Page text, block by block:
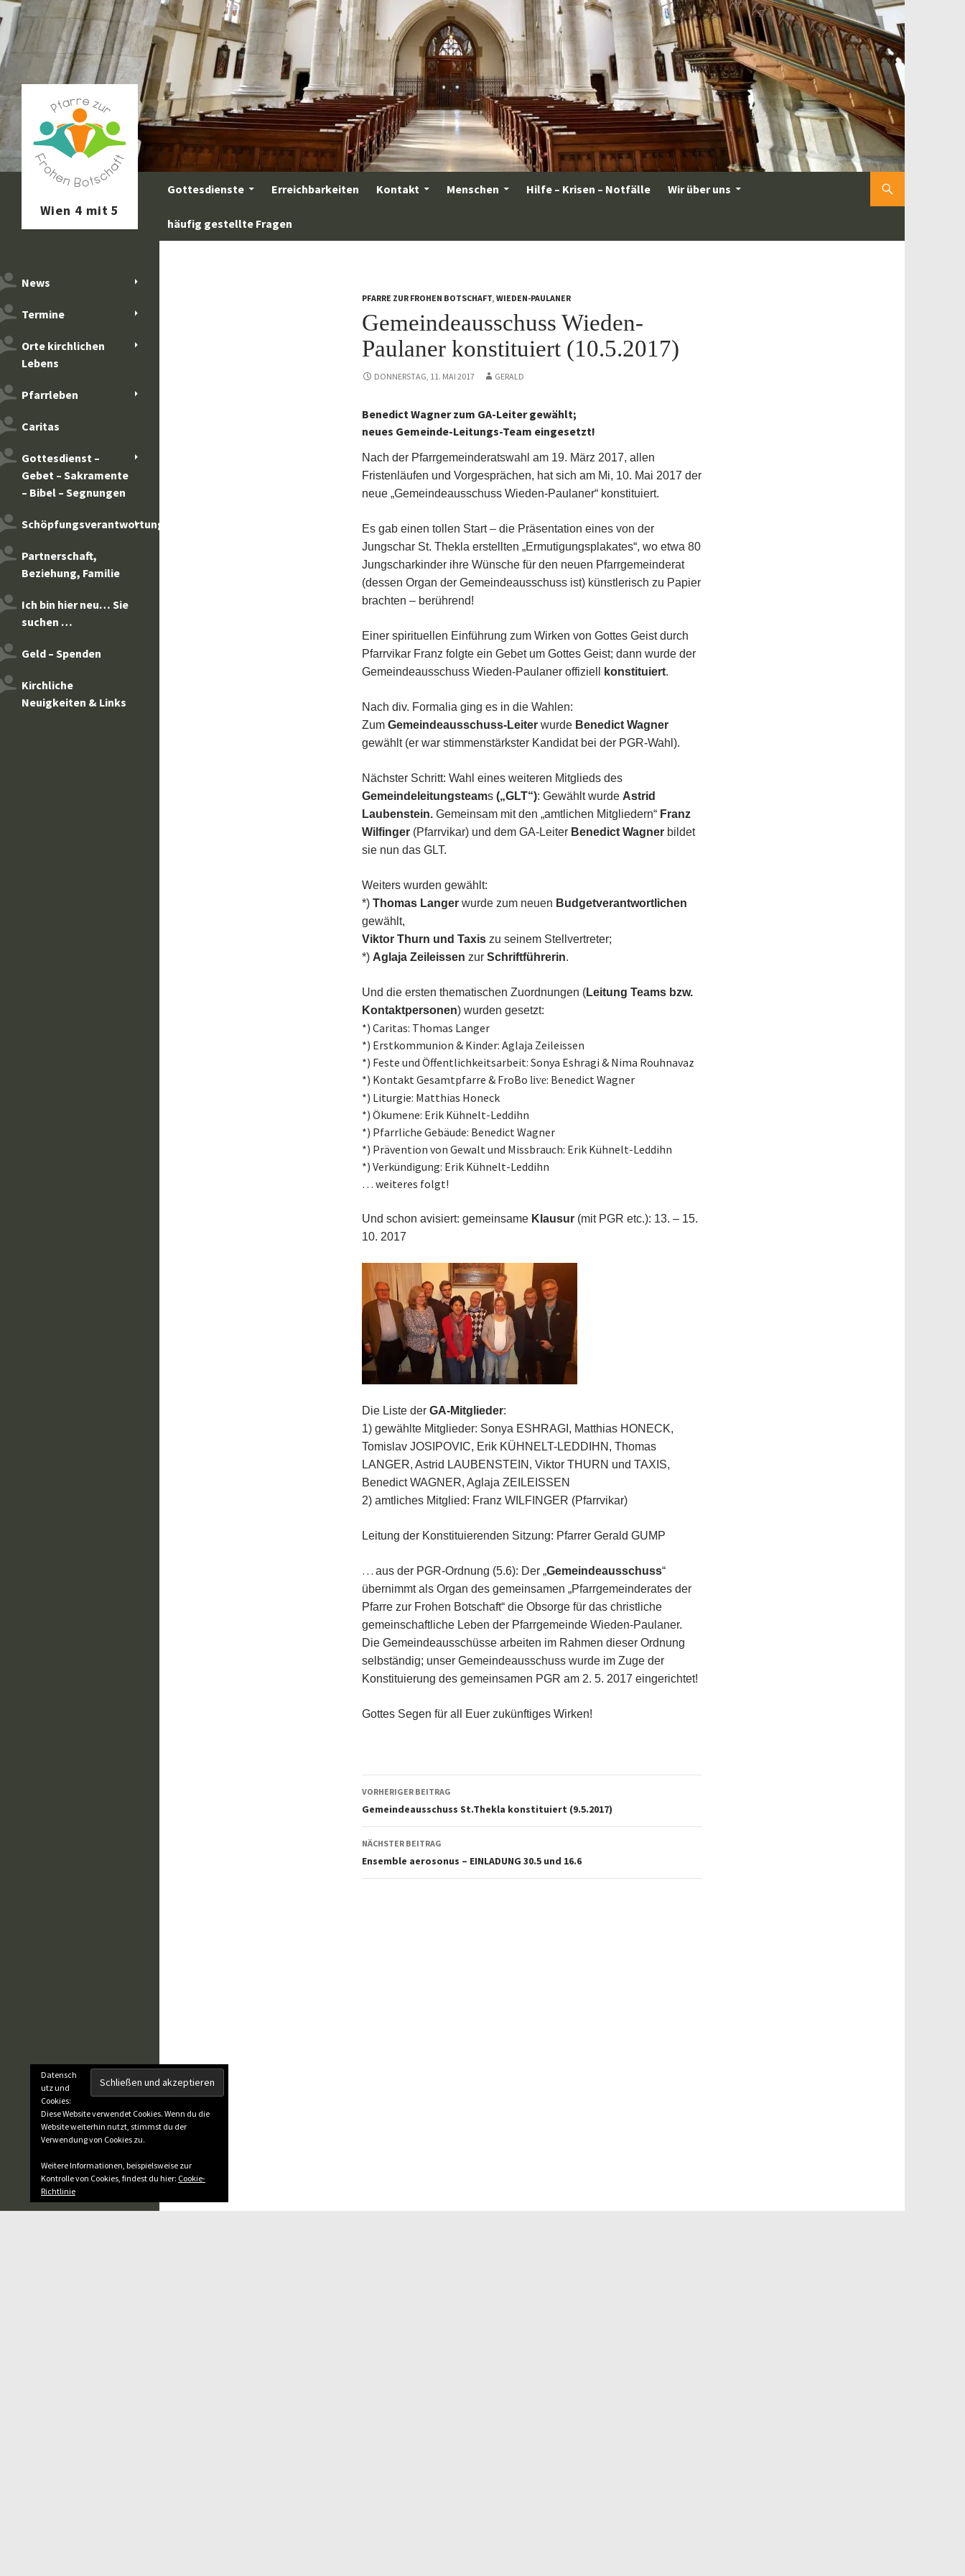
Zum
Inhalt
springen
Gottesdienste Erreichbarkeiten Kontakt Menschen Hilfe – Krisen – Notfälle Wir über uns
häufig gestellte Fragen
PFARRE ZUR FROHEN BOTSCHAFT, WIEDEN-PAULANER
Gemeindeausschuss Wieden-
Paulaner konstituiert (10.5.2017)
DONNERSTAG, 11. MAI 2017 GERALD
Benedict Wagner zum GA-Leiter gewählt;
neues Gemeinde-Leitungs-Team eingesetzt!
Nach der Pfarrgemeinderatswahl am 19. März 2017, allen
Fristenläufen und Vorgesprächen, hat sich am Mi, 10. Mai 2017 der
neue „Gemeindeausschuss Wieden-Paulaner“ konstituiert.
Es gab einen tollen Start – die Präsentation eines von der
Jungschar St. Thekla erstellten „Ermutigungsplakates“, wo etwa 80
Jungscharkinder ihre Wünsche für den neuen Pfarrgemeinderat
(dessen Organ der Gemeindeausschuss ist) künstlerisch zu Papier
brachten – berührend!
Einer spirituellen Einführung zum Wirken von Gottes Geist durch
Pfarrvikar Franz folgte ein Gebet um Gottes Geist; dann wurde der
Gemeindeausschuss Wieden-Paulaner offiziell
konstituiert.
Nach div. Formalia ging es in die Wahlen:
Zum Gemeindeausschuss-Leiter wurde Benedict Wagner
gewählt (er war stimmenstärkster Kandidat bei der PGR-Wahl).
Nächster Schritt: Wahl eines weiteren Mitglieds des
Gemeindeleitungsteams („GLT“): Gewählt wurde Astrid
Laubenstein. Gemeinsam mit den „amtlichen Mitgliedern“ Franz
Wilfinger (Pfarrvikar) und dem GA-Leiter Benedict Wagner bildet
sie nun das GLT.
Weiters wurden gewählt:
*) Thomas Langer wurde zum neuen Budgetverantwortlichen
gewählt,
Viktor Thurn und Taxis zu seinem Stellvertreter;
*) Aglaja Zeileissen zur Schriftführerin.
Und die ersten thematischen Zuordnungen (Leitung Teams bzw.
Kontaktpersonen) wurden gesetzt:
*) Caritas: Thomas Langer
*) Erstkommunion & Kinder: Aglaja Zeileissen
*) Feste und Öffentlichkeitsarbeit: Sonya Eshragi & Nima Rouhnavaz
*) Kontakt Gesamtpfarre & FroBo live: Benedict Wagner
*) Liturgie: Matthias Honeck
*) Ökumene: Erik Kühnelt-Leddihn
*) Pfarrliche Gebäude: Benedict Wagner
*) Prävention von Gewalt und Missbrauch: Erik Kühnelt-Leddihn
*) Verkündigung: Erik Kühnelt-Leddihn
… weiteres folgt!
Und schon avisiert: gemeinsame Klausur (mit PGR etc.): 13. – 15.
10. 2017
Die Liste der GA-Mitglieder:
1) gewählte Mitglieder: Sonya ESHRAGI, Matthias HONECK,
Tomislav JOSIPOVIC, Erik KÜHNELT-LEDDIHN, Thomas
LANGER, Astrid LAUBENSTEIN, Viktor THURN und TAXIS,
Benedict WAGNER, Aglaja ZEILEISSEN
2) amtliches Mitglied: Franz WILFINGER (Pfarrvikar)
Leitung der Konstituierenden Sitzung: Pfarrer Gerald GUMP
… aus der PGR-Ordnung (5.6): Der „Gemeindeausschuss“
übernimmt als Organ des gemeinsamen „Pfarrgemeinderates der
Pfarre zur Frohen Botschaft“ die Obsorge für das christliche
gemeinschaftliche Leben der Pfarrgemeinde Wieden-Paulaner.
Die Gemeindeausschüsse arbeiten im Rahmen dieser Ordnung
selbständig; unser Gemeindeausschuss wurde im Zuge der
Konstituierung des gemeinsamen PGR am 2. 5. 2017 eingerichtet!
Gottes Segen für all Euer zukünftiges Wirken!
Beitragsnavigation
VORHERIGER BEITRAG
Gemeindeausschuss St.Thekla konstituiert (9.5.2017)
NÄCHSTER BEITRAG
Ensemble aerosonus – EINLADUNG 30.5 und 16.6
News
Termine
Orte kirchlichen
Lebens
Pfarrleben
Caritas
Gottesdienst –
Gebet – Sakramente
– Bibel – Segnungen
Schöpfungsverantwortung
Partnerschaft,
Beziehung, Familie
Ich bin hier neu… Sie
suchen …
Geld – Spenden
Kirchliche
Neuigkeiten & Links
Datensch
utz und
Cookies:
Diese Website verwendet Cookies. Wenn du die
Website weiterhin nutzt, stimmst du der
Verwendung von Cookies zu.
Weitere Informationen, beispielsweise zur
Kontrolle von Cookies, findest du hier: Cookie-
Richtlinie